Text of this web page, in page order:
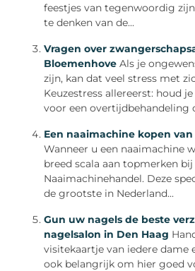
feestjes van tegenwoordig
te denken van de...
Vragen over
Bloemenhove Als je
zijn, kan dat veel stress met
Keuzestress allereerst: houd
voor een overtijdbehandeling
Een naaimachine kopen
Wanneer u een naaimachine
breed scala aan topmerken bij
Naaimachinehandel. Deze
de grootste in Nederland...
Gun uw nagels de beste
nagelsalon in Den Haag
visitekaartje van iedere dame
ook belangrijk om hier goed